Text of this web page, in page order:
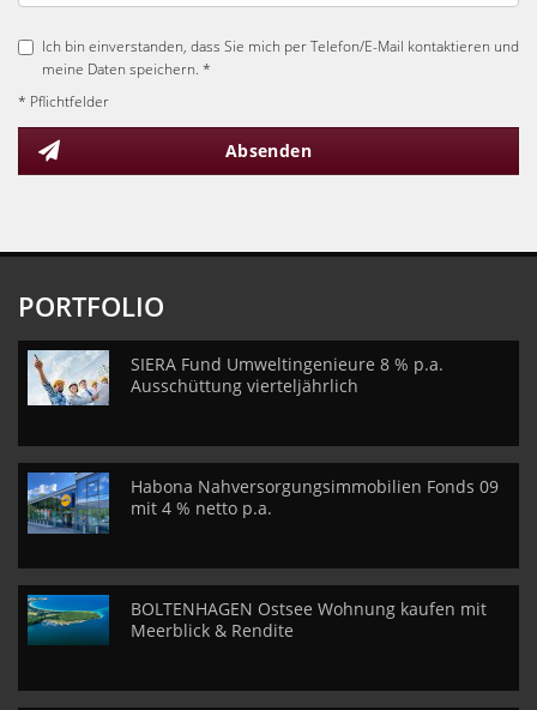
Ich bin einverstanden, dass Sie mich per Telefon/E-Mail kontaktieren und
meine Daten speichern. *
* Pflichtfelder
Absenden
PORTFOLIO
SIERA Fund Umweltingenieure 8 % p.a.
Ausschüttung vierteljährlich
Habona Nahversorgungsimmobilien Fonds 09
mit 4 % netto p.a.
BOLTENHAGEN Ostsee Wohnung kaufen mit
Meerblick & Rendite